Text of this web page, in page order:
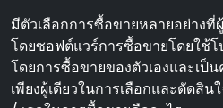
มีตัวเลือกการซื้อขายหลายอย่าง
โดยซอฟต์แวร์การซื้อขายโดยใช้
โดยการซื้อขายของตัวเองและเป็
เพียงผู้เดียวในการเลือกและตัดสิ